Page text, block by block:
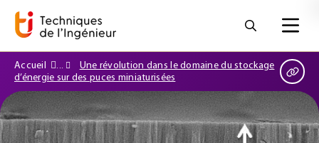
Accueil
Une révolution dans le domaine du stockage
d’énergie sur des puces miniaturisées